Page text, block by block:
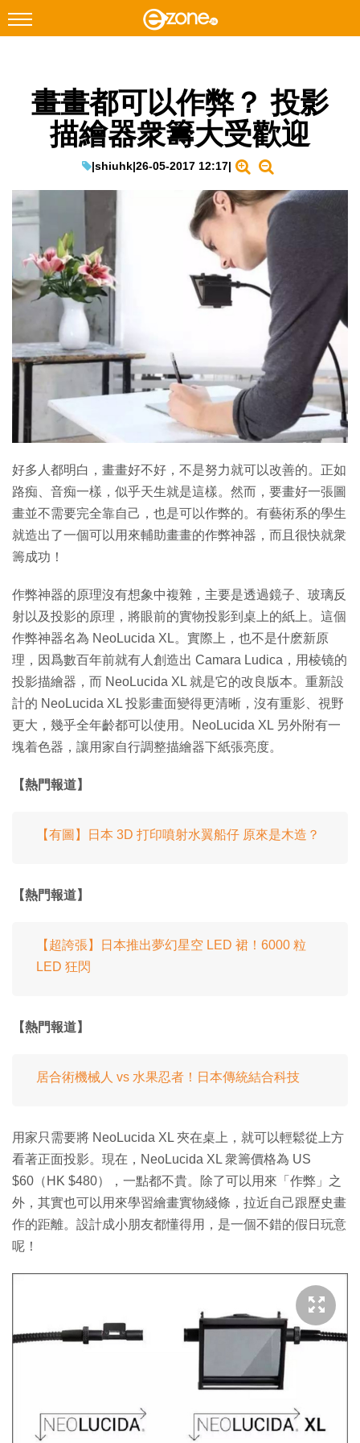
Facebook Instagram
科技焦點
遊戲動漫
教學評測
EduTech
IT Times
生成式AI與雲端應用
Enterprise Digital Transformation
特集
畫畫都可以作弊？ 投影
描繪器衆籌大受歡迎
|shiuhk|26-05-2017 12:17|
好多人都明白，畫畫好不好，不是努力就可以改善的。正如
路痴、音痴一樣，似乎天生就是這樣。然而，要畫好一張圖
畫並不需要完全靠自己，也是可以作弊的。有藝術系的學生
就造出了一個可以用來輔助畫畫的作弊神器，而且很快就衆
籌成功！
作弊神器的原理沒有想象中複雜，主要是透過鏡子、玻璃反
射以及投影的原理，將眼前的實物投影到桌上的紙上。這個
作弊神器名為 NeoLucida XL。實際上，也不是什麽新原
理，因爲數百年前就有人創造出 Camara Ludica，用棱镜的
投影描繪器，而 NeoLucida XL 就是它的改良版本。重新設
計的 NeoLucida XL 投影畫面變得更清晰，沒有重影、視野
更大，幾乎全年齡都可以使用。NeoLucida XL 另外附有一
塊着色器，讓用家自行調整描繪器下紙張亮度。
【熱門報道】
【有圖】日本 3D 打印噴射水翼船仔 原來是木造？
【熱門報道】
【超誇張】日本推出夢幻星空 LED 裙！6000 粒
LED 狂閃
【熱門報道】
居合術機械人 vs 水果忍者！日本傳統結合科技
用家只需要將 NeoLucida XL 夾在桌上，就可以輕鬆從上方
看著正面投影。現在，NeoLucida XL 衆籌價格為 US
$60（HK $480），一點都不貴。除了可以用來「作弊」之
外，其實也可以用來學習繪畫實物綫條，拉近自己跟歷史畫
作的距離。設計成小朋友都懂得用，是一個不錯的假日玩意
呢！